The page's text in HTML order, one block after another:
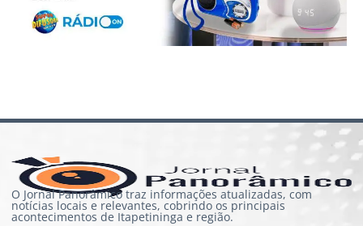
O Jornal Panorâmico traz informações atualizadas, com
notícias locais e relevantes, cobrindo os principais
acontecimentos de Itapetininga e região.